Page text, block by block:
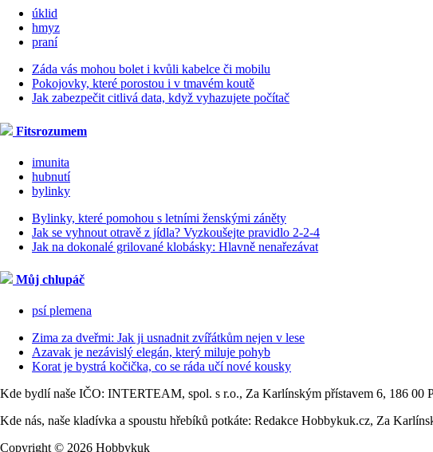
úklid
hmyz
praní
Záda vás mohou bolet i kvůli kabelce či mobilu
Pokojovky, které porostou i v tmavém koutě
Jak zabezpečit citlivá data, když vyhazujete počítač
Fitsrozumem
imunita
hubnutí
bylinky
Bylinky, které pomohou s letními ženskými záněty
Jak se vyhnout otravě z jídla? Vyzkoušejte pravidlo 2-2-4
Jak na dokonalé grilované klobásky: Hlavně nenařezávat
Můj chlupáč
psí plemena
Zima za dveřmi: Jak ji usnadnit zvířátkům nejen v lese
Azavak je nezávislý elegán, který miluje pohyb
Korat je bystrá kočička, co se ráda učí nové kousky
Kde bydlí naše IČO: INTERTEAM, spol. s r.o., Za Karlínským přístavem 6, 186 00
Kde nás, naše kladívka a spoustu hřebíků potkáte: Redakce Hobbykuk.cz, Za
Copyright © 2026 Hobbykuk